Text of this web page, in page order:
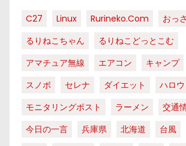
C27 Linux Rurineko.com
おっ
るりねこちゃん
るりねこどっとこむ
アマチュア無線
エアコン キャンプ
スノボ
セレナ ダイエット
ハロ
モニタリングポスト
ラーメン 交通
今日の一言
兵庫県 北海道 台風